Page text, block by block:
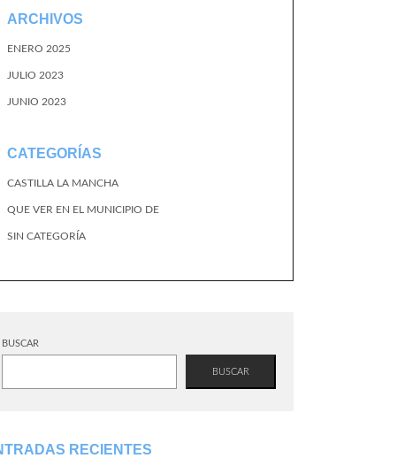
ARCHIVOS
ENERO 2025
JULIO 2023
JUNIO 2023
CATEGORÍAS
CASTILLA LA MANCHA
QUE VER EN EL MUNICIPIO DE
SIN CATEGORÍA
BUSCAR
BUSCAR
RECIENTES